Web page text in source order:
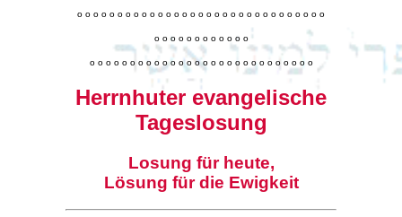
o o o o o o o o o o o o o o o o o o o o o o o o o o o o o o o
o o o o o o o o o o o o
o o o o o o o o o o o o o o o o o o o o o o o o o o o o
Herrnhuter evangelische
Tageslosung
Losung für heute,
Lösung für die Ewigkeit